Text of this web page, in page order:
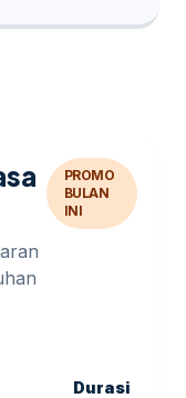
PROMO
BULAN
INI
Durasi